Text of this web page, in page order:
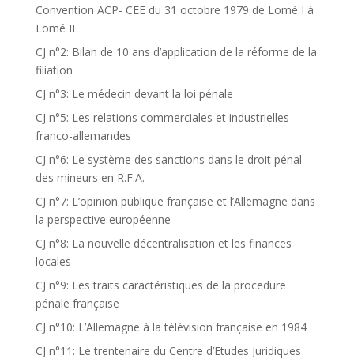
Convention ACP- CEE du 31 octobre 1979 de Lomé I à
Lomé II
CJ n°2: Bilan de 10 ans d’application de la réforme de la
filiation
CJ n°3: Le médecin devant la loi pénale
CJ n°5: Les relations commerciales et industrielles
franco-allemandes
CJ n°6: Le système des sanctions dans le droit pénal
des mineurs en R.F.A.
CJ n°7: L’opinion publique française et l’Allemagne dans
la perspective européenne
CJ n°8: La nouvelle décentralisation et les finances
locales
CJ n°9: Les traits caractéristiques de la procedure
pénale française
CJ n°10: L’Allemagne à la télévision française en 1984
CJ n°11: Le trentenaire du Centre d’Etudes Juridiques